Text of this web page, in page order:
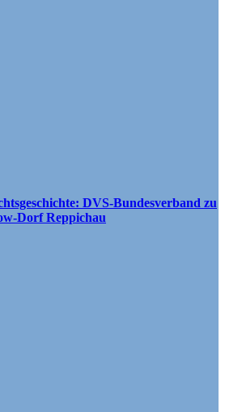
DVS-Bundesverband zu
Dorf Reppichau